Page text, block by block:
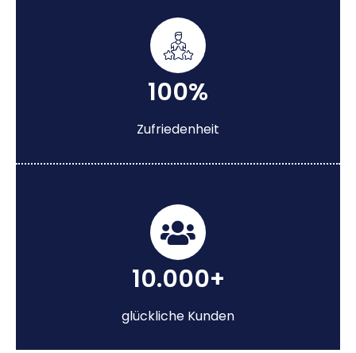
100%
Zufriedenheit
10.000+
glückliche Kunden